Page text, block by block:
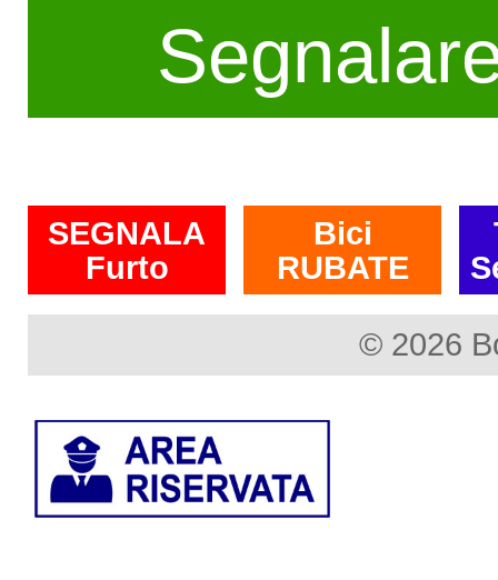
SEGNALA
Furto
Bici
RUBATE
© 2026